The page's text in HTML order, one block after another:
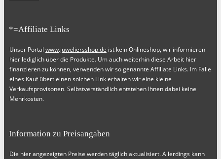
*=Affiliate Links
Unser Portal www.juweliersshop.de ist kein Onlineshop, wir informieren
hier lediglich über die Produkte. Um auch weiterhin diese Arbeit hier
finanzieren zu können, verwenden wir so genannte Affiliate Links. Im Falle
eines Kauf übert einen solchen Link erhalten wir eine kleine
Verkaufsprovisonen. Selbstverständlich entstehen Ihnen dabei keine
Mehrkosten.
Information zu Preisangaben
Die hier angezeigten Preise werden täglich aktualisiert. Allerdings kann